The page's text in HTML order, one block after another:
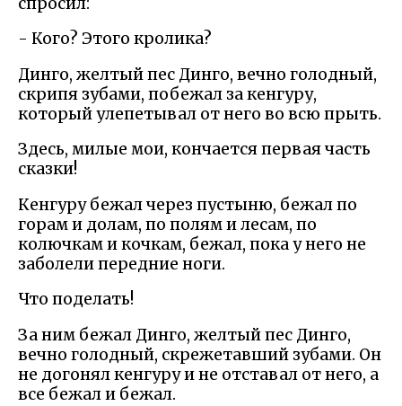
- Кого? Этого кролика?
Динго, желтый пес Динго, вечно голодный,
скрипя зубами, побежал за кенгуру,
который улепетывал от него во всю прыть.
Здесь, милые мои, кончается первая часть
сказки!
Кенгуру бежал через пустыню, бежал по
горам и долам, по полям и лесам, по
колючкам и кочкам, бежал, пока у него не
заболели передние ноги.
Что поделать!
За ним бежал Динго, желтый пес Динго,
вечно голодный, скрежетавший зубами. Он
не догонял кенгуру и не отставал от него, а
все бежал и бежал.